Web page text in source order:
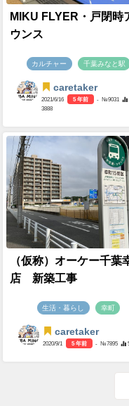
MIKU FLYER・戸閉時
ウンス
カルチャー 千葉みなと駅
caretaker
2021/6/16 5 年前
- №9031
3888
（仮称）オーケー千葉
店 新築工事
生活・暮らし 幸町
caretaker
2020/9/1 5 年前 - №7895